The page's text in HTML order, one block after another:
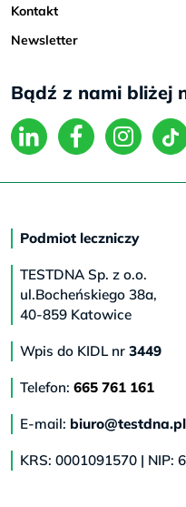
Kontakt
Newsletter
Bądź z nami bliżej
Podmiot leczniczy
TESTDNA Sp. z o.o.
ul.Bocheńskiego 38a,
40-859 Katowice
Wpis do KIDL nr 3449
Telefon: 665 761 161
E-mail: biuro@testdna.pl
KRS: 0001091570 | NIP: